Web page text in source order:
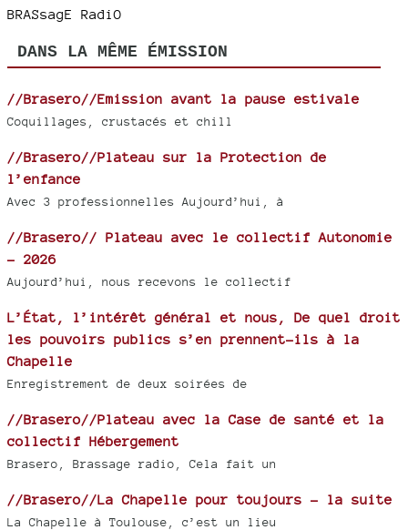
BRASsagE RadiO
DANS LA MÊME ÉMISSION
//Brasero//Emission avant la pause estivale
Coquillages, crustacés et chill
//Brasero//Plateau sur la Protection de
l’enfance
Avec 3 professionnelles Aujourd’hui, à
//Brasero// Plateau avec le collectif Autonomie
- 2026
Aujourd’hui, nous recevons le collectif
L’État, l’intérêt général et nous, De quel droit
les pouvoirs publics s’en prennent-ils à la
Chapelle
Enregistrement de deux soirées de
//Brasero//Plateau avec la Case de santé et la
collectif Hébergement
Brasero, Brassage radio, Cela fait un
//Brasero//La Chapelle pour toujours - la suite
La Chapelle à Toulouse, c’est un lieu